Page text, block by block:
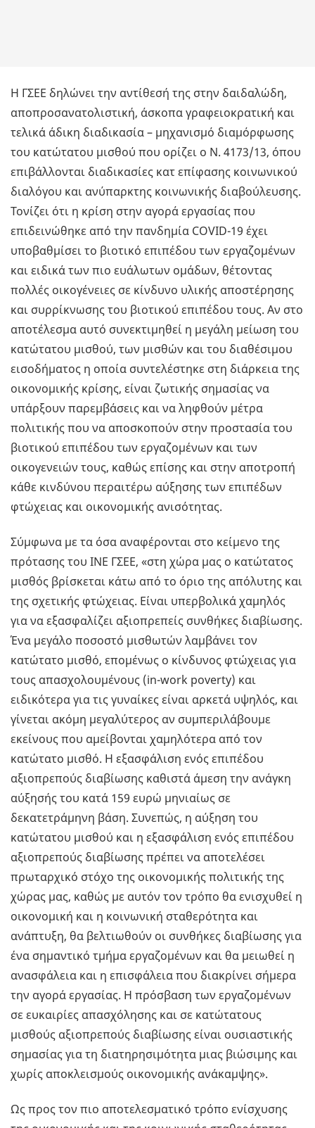
Η ΓΣΕΕ δηλώνει την αντίθεσή της στην δαιδαλώδη,
αποπροσανατολιστική, άσκοπα γραφειοκρατική και
τελικά άδικη διαδικασία – μηχανισμό διαμόρφωσης
του κατώτατου μισθού που ορίζει ο Ν. 4173/13, όπου
επιβάλλονται διαδικασίες κατ επίφασης κοινωνικού
διαλόγου και ανύπαρκτης κοινωνικής διαβούλευσης.
Τονίζει ότι η κρίση στην αγορά εργασίας που
επιδεινώθηκε από την πανδημία COVID-19 έχει
υποβαθμίσει το βιοτικό επιπέδου των εργαζομένων
και ειδικά των πιο ευάλωτων ομάδων, θέτοντας
πολλές οικογένειες σε κίνδυνο υλικής αποστέρησης
και συρρίκνωσης του βιοτικού επιπέδου τους. Αν στο
αποτέλεσμα αυτό συνεκτιμηθεί η μεγάλη μείωση του
κατώτατου μισθού, των μισθών και του διαθέσιμου
εισοδήματος η οποία συντελέστηκε στη διάρκεια της
οικονομικής κρίσης, είναι ζωτικής σημασίας να
υπάρξουν παρεμβάσεις και να ληφθούν μέτρα
πολιτικής που να αποσκοπούν στην προστασία του
βιοτικού επιπέδου των εργαζομένων και των
οικογενειών τους, καθώς επίσης και στην αποτροπή
κάθε κινδύνου περαιτέρω αύξησης των επιπέδων
φτώχειας και οικονομικής ανισότητας.
Σύμφωνα με τα όσα αναφέρονται στο κείμενο της
πρότασης του ΙΝΕ ΓΣΕΕ, «στη χώρα μας ο κατώτατος
μισθός βρίσκεται κάτω από το όριο της απόλυτης και
της σχετικής φτώχειας. Είναι υπερβολικά χαμηλός
για να εξασφαλίζει αξιοπρεπείς συνθήκες διαβίωσης.
Ένα μεγάλο ποσοστό μισθωτών λαμβάνει τον
κατώτατο μισθό, επομένως ο κίνδυνος φτώχειας για
τους απασχολουμένους (in-work poverty) και
ειδικότερα για τις γυναίκες είναι αρκετά υψηλός, και
γίνεται ακόμη μεγαλύτερος αν συμπεριλάβουμε
εκείνους που αμείβονται χαμηλότερα από τον
κατώτατο μισθό. Η εξασφάλιση ενός επιπέδου
αξιοπρεπούς διαβίωσης καθιστά άμεση την ανάγκη
αύξησής του κατά 159 ευρώ μηνιαίως σε
δεκατετράμηνη βάση. Συνεπώς, η αύξηση του
κατώτατου μισθού και η εξασφάλιση ενός επιπέδου
αξιοπρεπούς διαβίωσης πρέπει να αποτελέσει
πρωταρχικό στόχο της οικονομικής πολιτικής της
χώρας μας, καθώς με αυτόν τον τρόπο θα ενισχυθεί η
οικονομική και η κοινωνική σταθερότητα και
ανάπτυξη, θα βελτιωθούν οι συνθήκες διαβίωσης για
ένα σημαντικό τμήμα εργαζομένων και θα μειωθεί η
ανασφάλεια και η επισφάλεια που διακρίνει σήμερα
την αγορά εργασίας. Η πρόσβαση των εργαζομένων
σε ευκαιρίες απασχόλησης και σε κατώτατους
μισθούς αξιοπρεπούς διαβίωσης είναι ουσιαστικής
σημασίας για τη διατηρησιμότητα μιας βιώσιμης και
χωρίς αποκλεισμούς οικονομικής ανάκαμψης».
Ως προς τον πιο αποτελεσματικό τρόπο ενίσχυσης